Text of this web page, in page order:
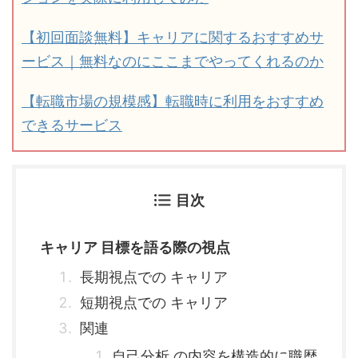
【初回面談無料】キャリアに関するおすすめサ
ービス｜無料なのにここまでやってくれるのか
【転職市場の規模感】転職時に利用をおすすめ
できるサービス
目次
キャリア 目標を語る際の視点
長期視点での キャリア
短期視点での キャリア
関連